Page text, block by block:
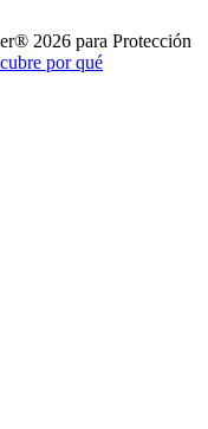
2026 para Protección
por qué